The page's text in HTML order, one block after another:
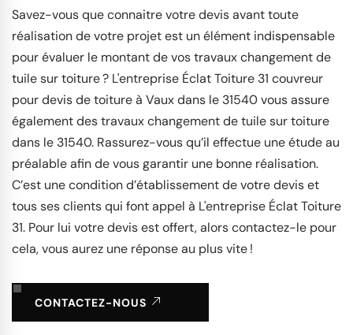
Savez-vous que connaitre votre devis avant toute
réalisation de votre projet est un élément indispensable
pour évaluer le montant de vos travaux changement de
tuile sur toiture ? L'entreprise Éclat Toiture 31 couvreur
pour devis de toiture à Vaux dans le 31540 vous assure
également des travaux changement de tuile sur toiture
dans le 31540. Rassurez-vous qu’il effectue une étude au
préalable afin de vous garantir une bonne réalisation.
C’est une condition d’établissement de votre devis et
tous ses clients qui font appel à L'entreprise Éclat Toiture
31. Pour lui votre devis est offert, alors contactez-le pour
cela, vous aurez une réponse au plus vite !
CONTACTEZ-NOUS